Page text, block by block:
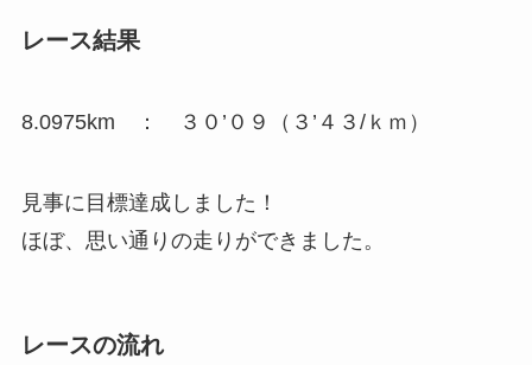
レース結果
8.0975km ： ３０’０９（３’４３/ｋｍ）
見事に目標達成しました！
ほぼ、思い通りの走りができました。
レースの流れ